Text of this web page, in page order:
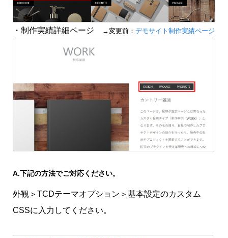
・制作実績詳細ページ →変更前： デモサイト制作実績ページ
A.下記の方法でご対応ください。
外観＞TCDテーマオプション＞基本設定のカスタム
CSSに入力してください。